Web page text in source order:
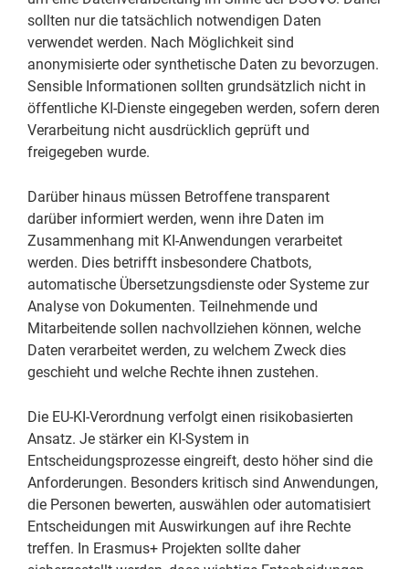
sollten nur die tatsächlich notwendigen Daten
verwendet werden. Nach Möglichkeit sind
anonymisierte oder synthetische Daten zu bevorzugen.
Sensible Informationen sollten grundsätzlich nicht in
öffentliche KI-Dienste eingegeben werden, sofern deren
Verarbeitung nicht ausdrücklich geprüft und
freigegeben wurde.
Darüber hinaus müssen Betroffene transparent
darüber informiert werden, wenn ihre Daten im
Zusammenhang mit KI-Anwendungen verarbeitet
werden. Dies betrifft insbesondere Chatbots,
automatische Übersetzungsdienste oder Systeme zur
Analyse von Dokumenten. Teilnehmende und
Mitarbeitende sollen nachvollziehen können, welche
Daten verarbeitet werden, zu welchem Zweck dies
geschieht und welche Rechte ihnen zustehen.
Die EU-KI-Verordnung verfolgt einen risikobasierten
Ansatz. Je stärker ein KI-System in
Entscheidungsprozesse eingreift, desto höher sind die
Anforderungen. Besonders kritisch sind Anwendungen,
die Personen bewerten, auswählen oder automatisiert
Entscheidungen mit Auswirkungen auf ihre Rechte
treffen. In Erasmus+ Projekten sollte daher